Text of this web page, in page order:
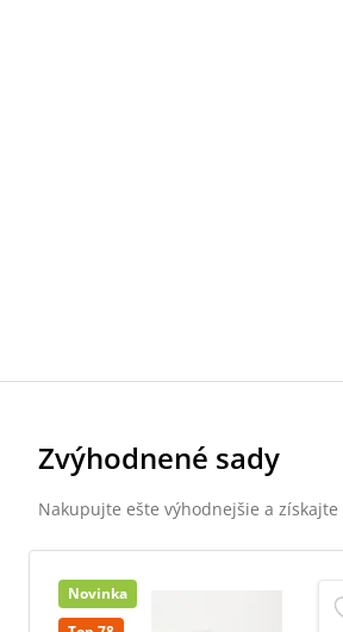
Zvýhodnené sady
Nakupujte ešte výhodnejšie a
Novinka